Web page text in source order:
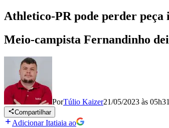
Athletico-PR pode perder
Meio-campista Fernandinho
PorTúlio Kaizer21/05/2023 às 05h31
Compartilhar
Adicionar Itatiaia ao